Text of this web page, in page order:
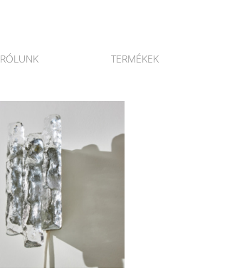
RÓLUNK TERMÉKEK